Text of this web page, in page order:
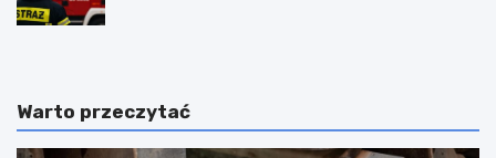
Warto przeczytać